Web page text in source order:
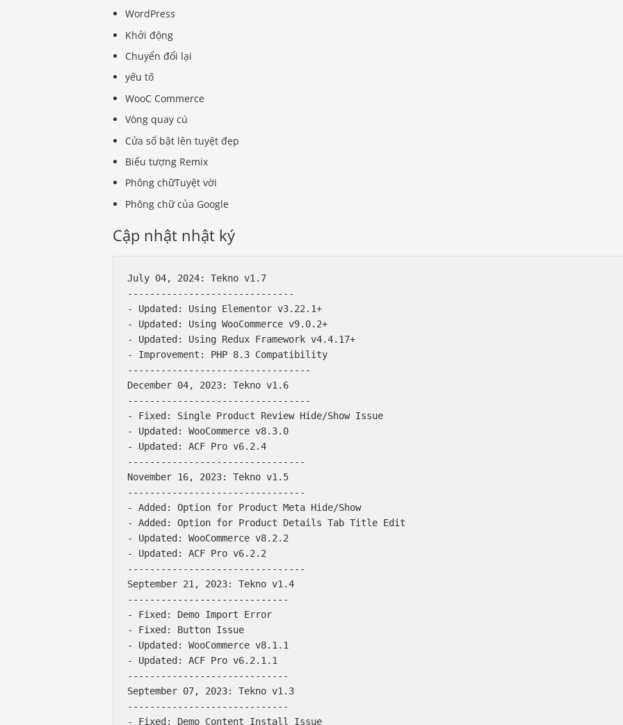
WordPress
Khởi động
Chuyển đổi lại
yếu tố
WooC Commerce
Vòng quay cú
Cửa sổ bật lên tuyệt đẹp
Biểu tượng Remix
Phông chữTuyệt vời
Phông chữ của Google
Cập nhật nhật ký
July 04, 2024: Tekno v1.7
------------------------------
- Updated: Using Elementor v3.22.1+
- Updated: Using WooCommerce v9.0.2+
- Updated: Using Redux Framework v4.4.17+
- Improvement: PHP 8.3 Compatibility
---------------------------------
December 04, 2023: Tekno v1.6
---------------------------------
- Fixed: Single Product Review Hide/Show Issue
- Updated: WooCommerce v8.3.0
- Updated: ACF Pro v6.2.4
--------------------------------
November 16, 2023: Tekno v1.5
--------------------------------
- Added: Option for Product Meta Hide/Show
- Added: Option for Product Details Tab Title Edit
- Updated: WooCommerce v8.2.2
- Updated: ACF Pro v6.2.2
--------------------------------
September 21, 2023: Tekno v1.4
-----------------------------
- Fixed: Demo Import Error
- Fixed: Button Issue
- Updated: WooCommerce v8.1.1
- Updated: ACF Pro v6.2.1.1
-----------------------------
September 07, 2023: Tekno v1.3
-----------------------------
- Fixed: Demo Content Install Issue